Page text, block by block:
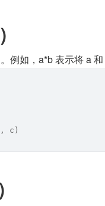
例如，a*b 表示将 a 和
c)